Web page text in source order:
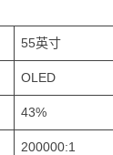
55英寸
OLED
43%
200000:1